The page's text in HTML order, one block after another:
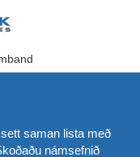
saman lista með
námsefnið